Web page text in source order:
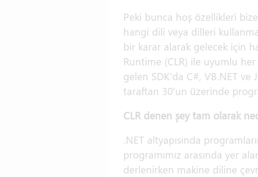
Peki bunca hoş özellikleri
hangi dili veya dilleri
bir karar alarak gelecek için
Runtime (CLR) ile uyumlu
gelen SDK'da C#, VB.NET
taraftan 30'un üzerinde
CLR denen şey tam olarak
.NET altyapısında
programımız arasında yer
derlenirken makine diline